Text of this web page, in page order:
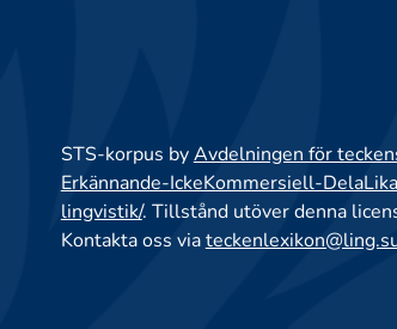
STS-korpus byAvdelningen för
Erkännande-IckeKommersiell-
lingvistik/. Tillstånd utöver denna
Kontakta oss via